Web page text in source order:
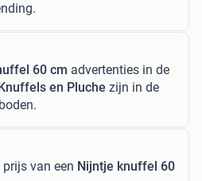
60 cm advertenties in de
en Pluche zijn in de
van een Nijntje knuffel 60